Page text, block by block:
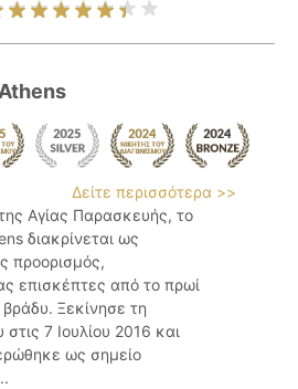
Δείτε περισσότερα >>
Αγίας Παρασκευής, το
διακρίνεται ως
προορισμός,
επισκέπτες από το πρωί
Ξεκίνησε τη
στις 7 Ιουλίου 2016 και
ως σημείο